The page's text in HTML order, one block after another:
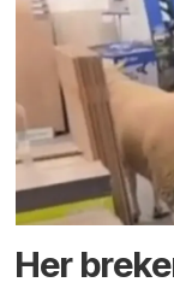
Her